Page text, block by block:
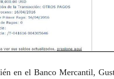
en el Banco Mercantil,